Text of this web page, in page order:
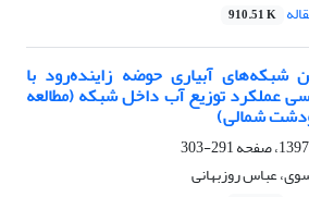
910.51 K
آبیاری حوضه زاینده‌رود با
عملکرد توزیع آب داخل شبکه (مطالعه
شمالی)
291-303
عباس روزبهانی